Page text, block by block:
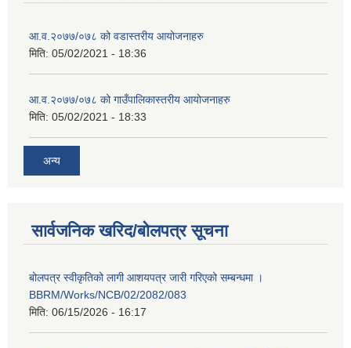
आ.व.२०७७/०७८ को वडास्तरीय आयोजनाहरु
मिति: 05/02/2021 - 18:36
आ.व.२०७७/०७८ को गाउँपालिकास्तरीय आयोजनाहरु
मिति: 05/02/2021 - 18:33
अन्य
सार्वजनिक खरिद/बोलपत्र सूचना
बोलपत्र स्वीकृतिको लागी आशयपत्र जारी गरिएको सम्बन्धमा ।
BBRM/Works/NCB/02/2082/083
मिति: 06/15/2026 - 16:17